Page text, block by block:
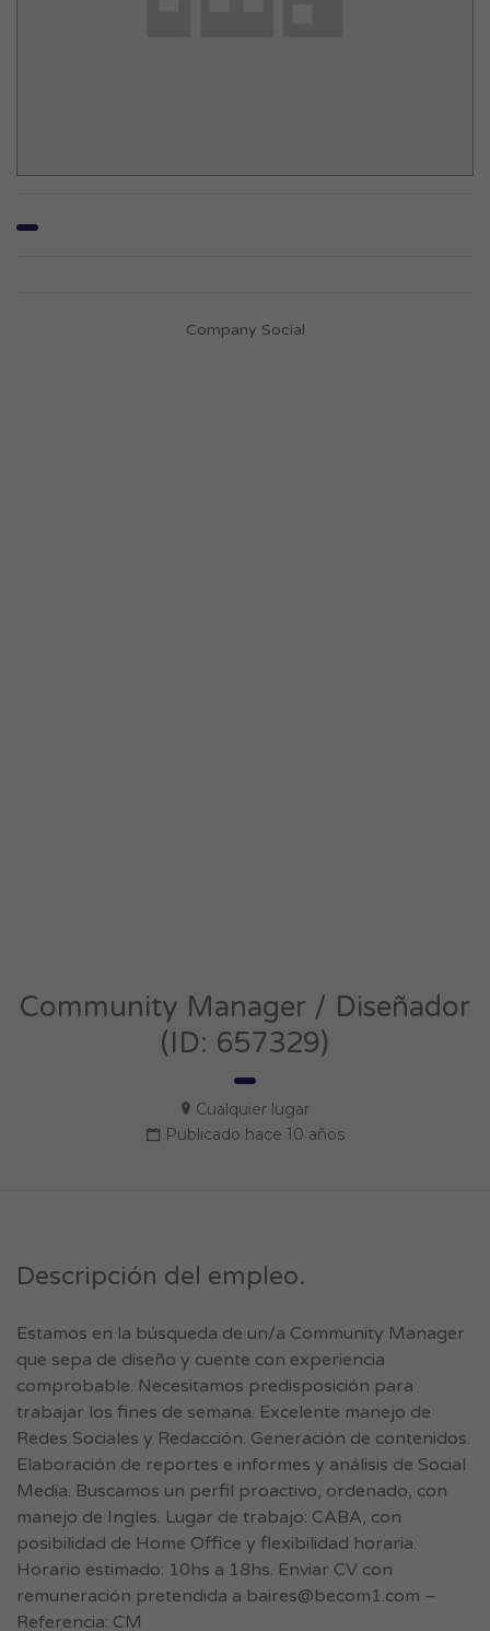
Company Social
Community Manager / Diseñador
(ID: 657329)
Cualquier lugar
Publicado hace 10 años
Descripción del empleo.
Estamos en la búsqueda de un/a Community Manager
que sepa de diseño y cuente con experiencia
comprobable. Necesitamos predisposición para
trabajar los fines de semana. Excelente manejo de
Redes Sociales y Redacción. Generación de contenidos.
Elaboración de reportes e informes y análisis de Social
Media. Buscamos un perfil proactivo, ordenado, con
manejo de Ingles. Lugar de trabajo: CABA, con
posibilidad de Home Office y flexibilidad horaria.
Horario estimado: 10hs a 18hs. Enviar CV con
remuneración pretendida a baires@becom1.com –
Referencia: CM